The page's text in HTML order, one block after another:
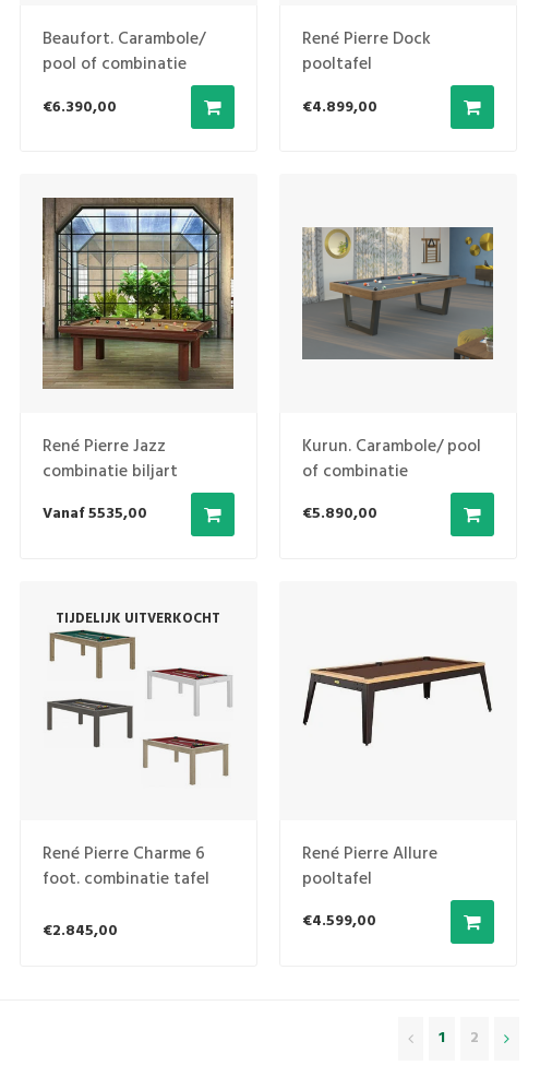
Beaufort. Carambole/
pool of combinatie
€6.390,00
René Pierre Dock
pooltafel
€4.899,00
René Pierre Jazz
combinatie biljart
Vanaf 5535,00
Kurun. Carambole/ pool
of combinatie
€5.890,00
TIJDELIJK UITVERKOCHT
René Pierre Charme 6
foot. combinatie tafel
€2.845,00
René Pierre Allure
pooltafel
€4.599,00
1 2